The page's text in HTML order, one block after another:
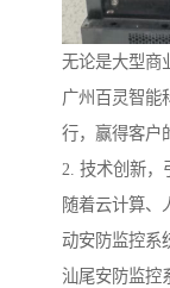
无论是大型商
广州百灵智能
行，赢得客户
2. 技术创新，
随着云计算、
动安防监控系
汕尾安防监控